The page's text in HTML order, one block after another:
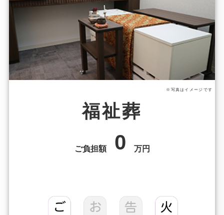
※写真はイメージです
福祉葬
ご負担額 0 万円